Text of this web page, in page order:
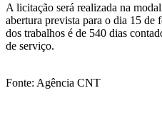
A licitação será realizada na
abertura prevista para o dia 15 de
dos trabalhos é de 540 dias
de serviço.
Fonte: Agência CNT